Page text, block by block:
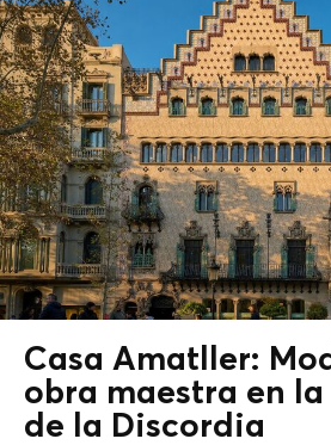
Casa Amatller:
obra maestra en la
de la Discordia